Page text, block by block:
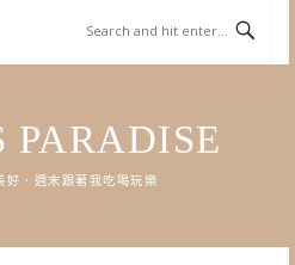
PARADISE
好．週末跟著我吃喝玩樂